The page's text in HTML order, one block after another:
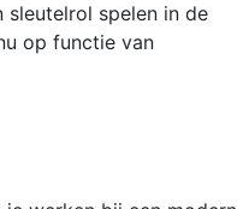
spelen in de
op functie van